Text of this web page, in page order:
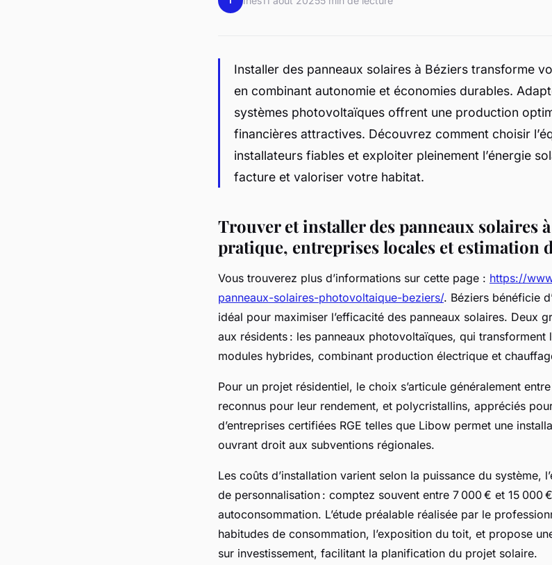
Installer des panneaux solaires à Béziers transforme
en combinant autonomie et économies durables.
systèmes photovoltaïques offrent une production
financières attractives. Découvrez comment choisir
installateurs fiables et exploiter pleinement l’énergie
facture et valoriser votre habitat.
Trouver et installer des panneaux solaires
pratique, entreprises locales et estimation
Vous trouverez plus d’informations sur cette page : https://
panneaux-solaires-photovoltaique-beziers/. Béziers bénéficie
idéal pour maximiser l’efficacité des panneaux solaires. Deux
aux résidents : les panneaux photovoltaïques, qui
modules hybrides, combinant production électrique et
Pour un projet résidentiel, le choix s’articule généralement
reconnus pour leur rendement, et polycristallins, appréciés
d’entreprises certifiées RGE telles que Libow permet une
ouvrant droit aux subventions régionales.
Les coûts d’installation varient selon la puissance du système,
de personnalisation : comptez souvent entre 7 000 € et 15 000
autoconsommation. L’étude préalable réalisée par le
habitudes de consommation, l’exposition du toit, et propose
sur investissement, facilitant la planification du projet solaire.